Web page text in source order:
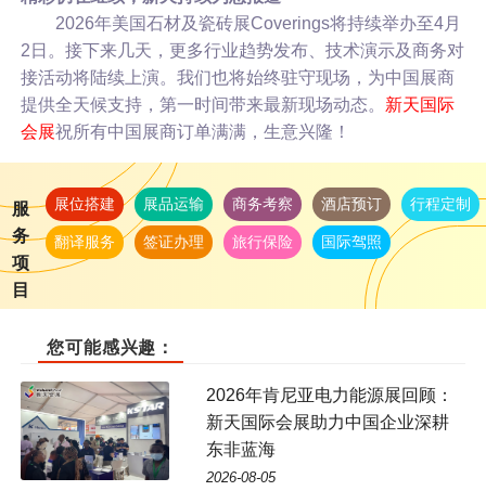
2026年美国石材及瓷砖展Coverings将持续举办至4月
2日。接下来几天，更多行业趋势发布、技术演示及商务对
接活动将陆续上演。我们也将始终驻守现场，为中国展商
提供全天候支持，第一时间带来最新现场动态。 新天国际
会展祝所有中国展商订单满满，生意兴隆！
服
务
项
目
展位搭建 展品运输 商务考察 酒店预订 行程定制
翻译服务 签证办理 旅行保险 国际驾照
您可能感兴趣：
2026年肯尼亚电力能源展回顾：
新天国际会展助力中国企业深耕
东非蓝海
2026-08-05